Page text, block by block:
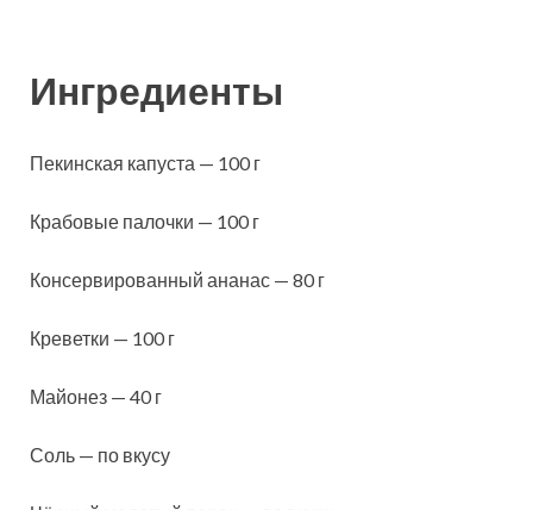
Ингредиенты
Пекинская капуста — 100 г
Крабовые палочки — 100 г
Консервированный ананас — 80 г
Креветки — 100 г
Майонез — 40 г
Соль — по вкусу